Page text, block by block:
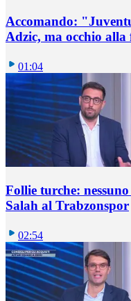
Accomando:
Adzic, ma occhio
01:04
Follie turche:
Salah al Trabzonspor
02:54